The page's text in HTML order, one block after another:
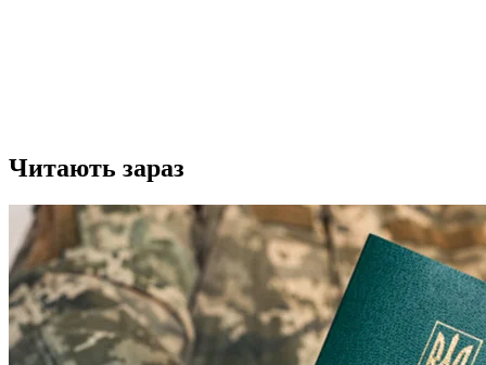
Читають зараз